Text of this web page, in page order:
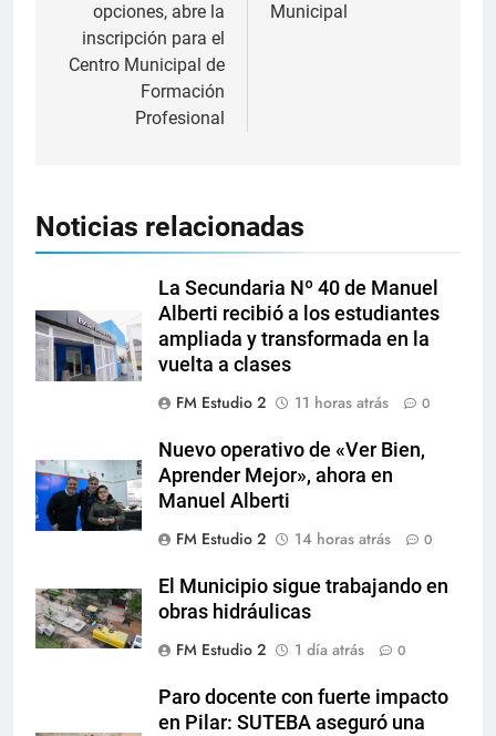
opciones, abre la
inscripción para el
Centro Municipal de
Formación
Profesional
Municipal
Noticias relacionadas
La Secundaria Nº 40 de Manuel
Alberti recibió a los estudiantes
ampliada y transformada en la
vuelta a clases
FM Estudio 2
11 horas atrás 0
Nuevo operativo de «Ver Bien,
Aprender Mejor», ahora en
Manuel Alberti
FM Estudio 2
14 horas atrás 0
El Municipio sigue trabajando en
obras hidráulicas
FM Estudio 2
1 día atrás 0
Paro docente con fuerte impacto
en Pilar: SUTEBA aseguró una